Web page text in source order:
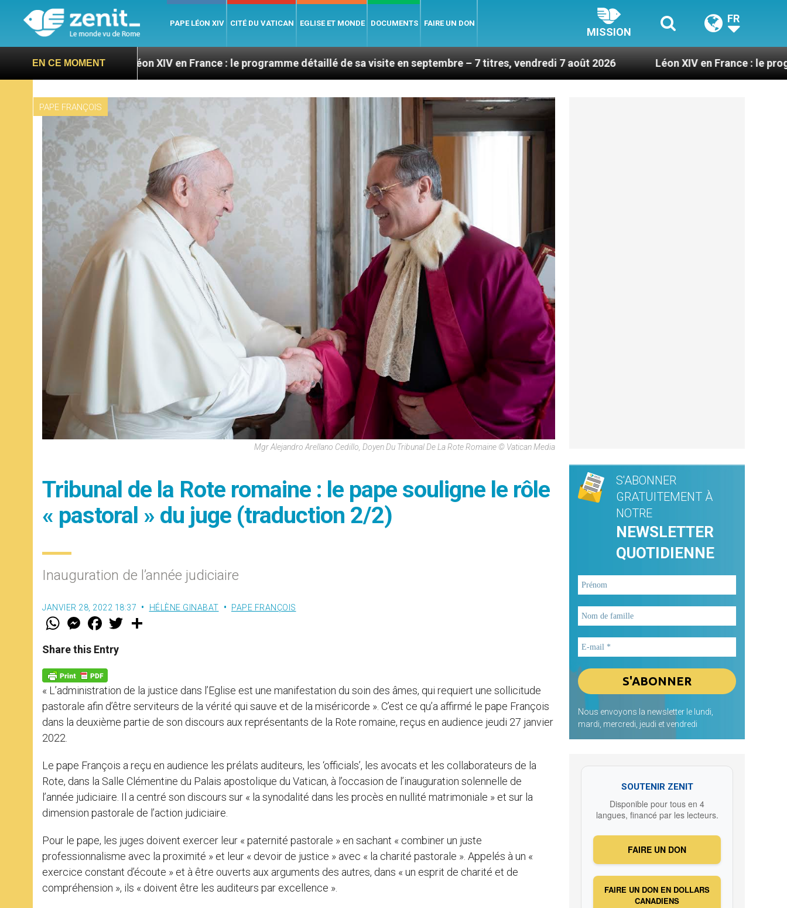
PAPE LÉON XIV CITÉ DU VATICAN EGLISE ET MONDE DOCUMENTS FAIRE UN DON
MISSION
FR
EN CE MOMENT
Léon XIV en France : le programme détaillé de sa visite en septembre – 7 titres, vendredi 7 août 2026 Léon XIV en France : le programme
PAPE FRANÇOIS
Mgr Alejandro Arellano Cedillo, Doyen Du Tribunal De La Rote Romaine © Vatican Media
Tribunal de la Rote romaine : le pape souligne le rôle
« pastoral » du juge (traduction 2/2)
Inauguration de l’année judiciaire
JANVIER 28, 2022 18:37 HÉLÈNE GINABAT PAPE FRANÇOIS
W
t
s
p
p
M
e
s
e
g
e
r
F
a
e
b
o
k
w
Share this Entry
« L’administration de la justice dans l’Eglise est une manifestation du soin des âmes, qui requiert une sollicitude
pastorale afin d’être serviteurs de la vérité qui sauve et de la miséricorde ». C’est ce qu’a affirmé le pape François
dans la deuxième partie de son discours aux représentants de la Rote romaine, reçus en audience jeudi 27 janvier
2022.
Le pape François a reçu en audience les prélats auditeurs, les ‘officials’, les avocats et les collaborateurs de la
Rote, dans la Salle Clémentine du Palais apostolique du Vatican, à l’occasion de l’inauguration solennelle de
l’année judiciaire. Il a centré son discours sur « la synodalité dans les procès en nullité matrimoniale » et sur la
dimension pastorale de l’action judiciaire.
Pour le pape, les juges doivent exercer leur « paternité pastorale » en sachant « combiner un juste
professionnalisme avec la proximité » et leur « devoir de justice » avec « la charité pastorale ». Appelés à un «
exercice constant d’écoute » et à être ouverts aux arguments des autres, dans « un esprit de charité et de
compréhension », ils « doivent être les auditeurs par excellence ».
S'ABONNER
GRATUITEMENT À
NOTRE
NEWSLETTER
QUOTIDIENNE
Nous envoyons la newsletter le lundi,
mardi, mercredi, jeudi et vendredi
SOUTENIR ZENIT
Disponible pour tous en 4
langues, financé par les lecteurs.
FAIRE UN DON
FAIRE UN DON EN DOLLARS
CANADIENS